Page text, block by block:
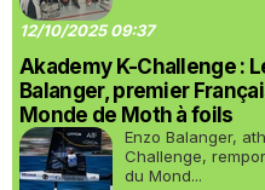
12/10/2025 09:37
Akademy K-Challenge :
Balanger, premier
Monde de Moth à foils
Enzo Balanger,
Challenge,
du Mond...